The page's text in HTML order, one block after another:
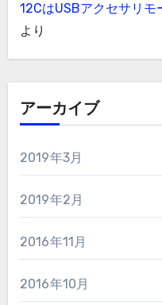
12CはUSBアクセサリ
より
アーカイブ
2019年3月
2019年2月
2016年11月
2016年10月